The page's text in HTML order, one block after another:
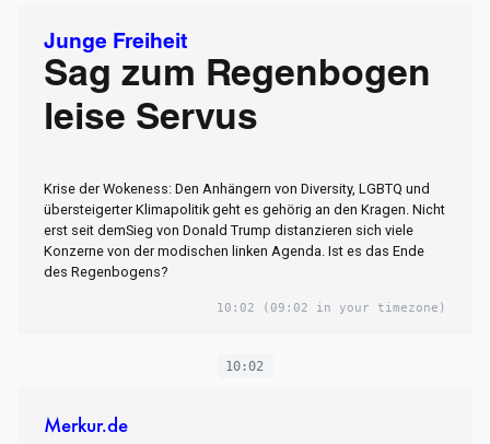
Junge Freiheit
Sag zum Regenbogen
leise Servus
Krise der Wokeness: Den Anhängern von Diversity, LGBTQ und
übersteigerter Klimapolitik geht es gehörig an den Kragen. Nicht
erst seit demSieg von Donald Trump distanzieren sich viele
Konzerne von der modischen linken Agenda. Ist es das Ende
des Regenbogens?
10:02 (09:02 in your timezone)
10:02
Merkur.de